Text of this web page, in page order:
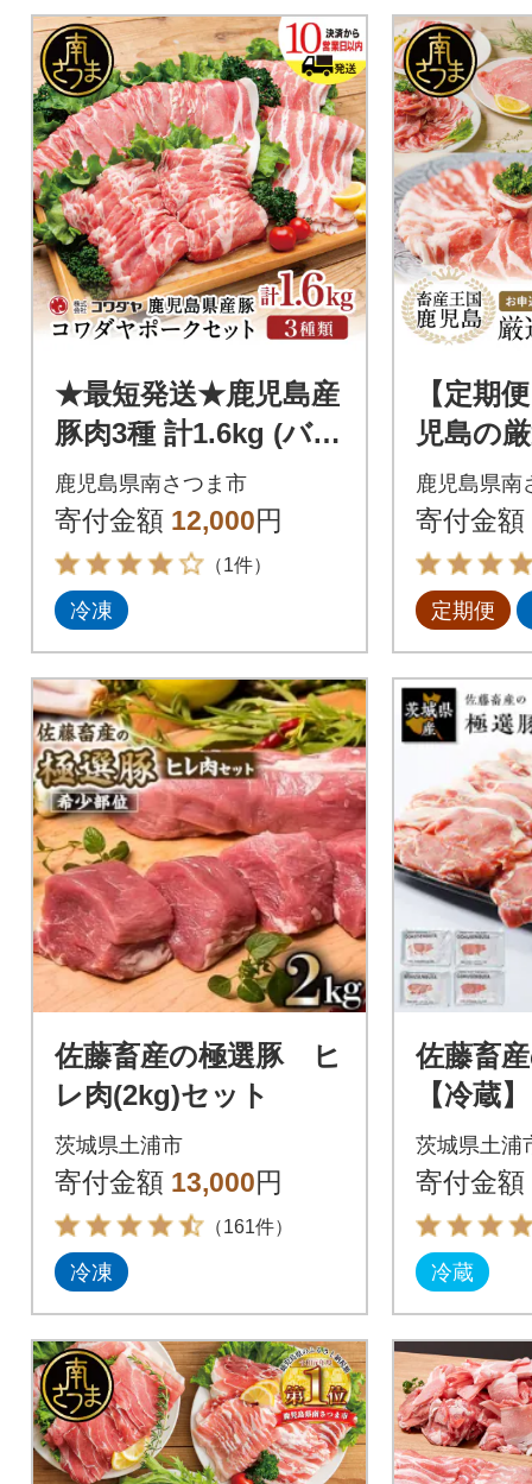
★最短発送★鹿児島産
豚肉3種 計1.6kg (バ
ラ/肩ロースしゃぶし
ゃぶ/ロース生姜焼き)
鹿児島県南さつま市
寄付金額 12,000円
（1件）
冷凍
【定期
児島の
4回)
鹿児島県南
寄付金額
定期便
佐藤畜産の極選豚 ヒ
レ肉(2kg)セット
茨城県土浦市
寄付金額 13,000円
（161件）
冷凍
佐藤畜
【冷蔵
セット
茨城県土浦
寄付金額
冷蔵